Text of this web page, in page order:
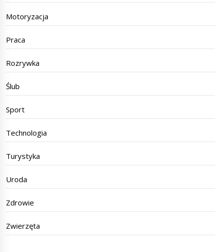
Motoryzacja
Praca
Rozrywka
Ślub
Sport
Technologia
Turystyka
Uroda
Zdrowie
Zwierzęta